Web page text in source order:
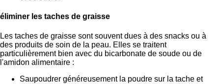
éliminer les taches de graisse
Les taches de graisse sont souvent dues à des snacks ou à
des produits de soin de la peau. Elles se traitent
particulièrement bien avec du bicarbonate de soude ou de
l'amidon alimentaire :
Saupoudrer généreusement la poudre sur la tache et